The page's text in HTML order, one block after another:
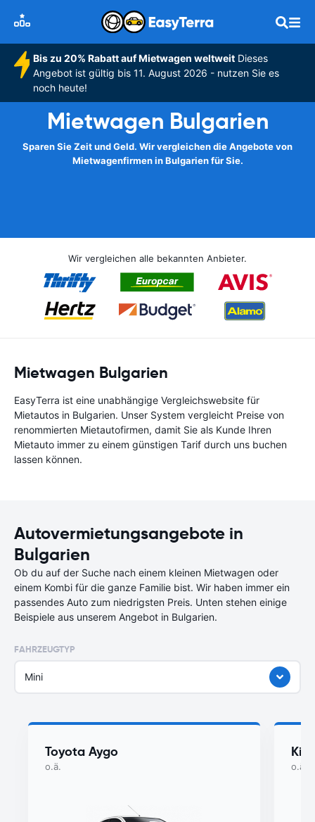
Bis zu 20% Rabatt auf Mietwagen weltweitDieses
Angebot ist gültig bis 11. August 2026 - nutzen Sie es
noch heute!
Mietwagen Bulgarien
Sparen Sie Zeit und Geld. Wir vergleichen die Angebote von
Mietwagenfirmen in Bulgarien für Sie.
Wir vergleichen alle bekannten Anbieter.
Mietwagen Bulgarien
EasyTerra ist eine unabhängige Vergleichswebsite für
Mietautos in Bulgarien. Unser System vergleicht Preise von
renommierten Mietautofirmen, damit Sie als Kunde Ihren
Mietauto immer zu einem günstigen Tarif durch uns buchen
lassen können.
Autovermietungsangebote in
Bulgarien
Ob du auf der Suche nach einem kleinen Mietwagen oder
einem Kombi für die ganze Familie bist. Wir haben immer ein
passendes Auto zum niedrigsten Preis. Unten stehen einige
Beispiele aus unserem Angebot in Bulgarien.
FAHRZEUGTYP
Mini
Toyota Aygo
o.ä.
Kia
o.ä.